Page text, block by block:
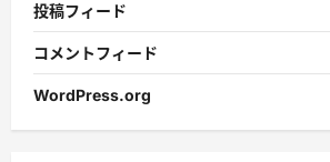
投稿フィード
コメントフィード
WordPress.org